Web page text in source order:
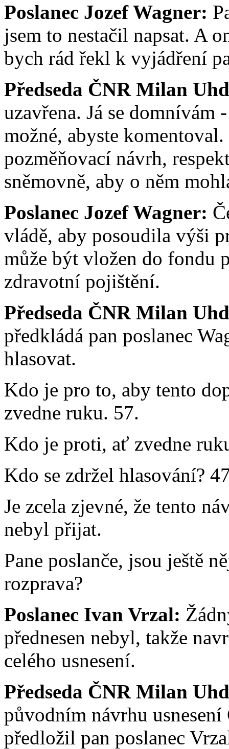
Poslanec Jozef Wagner:
jsem to nestačil napsat. A
bych rád řekl k vyjádření
Předseda ČNR Milan
uzavřena. Já se domnívám
možné, abyste
pozměňovací návrh,
sněmovně, aby o něm
Poslanec Jozef Wagner:
vládě, aby posoudila výši
může být vložen do fondu
zdravotní pojištění.
Předseda ČNR Milan
předkládá pan poslanec
hlasovat.
Kdo je pro to, aby tento
zvedne ruku. 57.
Kdo je proti, ať zvedne
Kdo se zdržel hlasování?
Je zcela zjevné, že tento
nebyl přijat.
Pane poslanče, jsou ještě
rozprava?
Poslanec Ivan Vrzal:
přednesen nebyl, takže
celého usnesení.
Předseda ČNR Milan
původním návrhu
předložil pan poslanec